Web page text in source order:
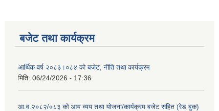
बजेट तथा कार्यक्रम
आर्थिक वर्ष २०८३।०८४ को बजेट, नीति तथा कार्यक्रम
मिति: 06/24/2026 - 17:36
आ.व.२०८२/०८३ को आय व्यय तथा योजना/कार्यक्रम बजेट सहित (रेड बुक)